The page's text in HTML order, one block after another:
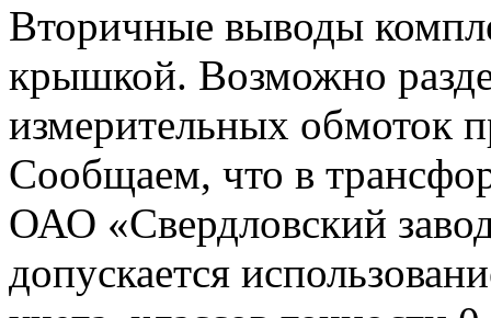
Вторичные выводы
крышкой. Возможно
измерительных обмоток
Сообщаем, что в
ОАО «Свердловский
допускается